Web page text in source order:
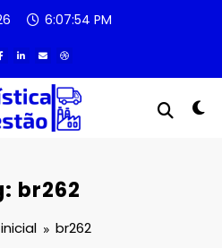
6:07:54 PM
br262
br262